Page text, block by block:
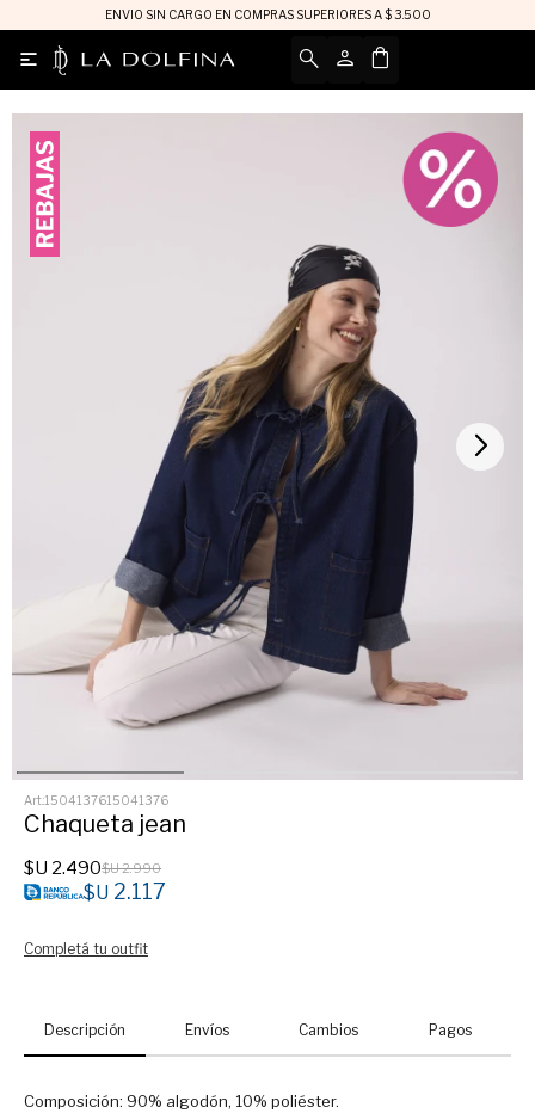
ENVIO SIN CARGO EN COMPRAS SUPERIORES A $ 3.500

1504137615041376
Chaqueta jean
$U 2.490$U2.990
$U 2.117
Completá tu outfit
Descripción Envíos Cambios Pagos
Composición: 90% algodón, 10% poliéster.